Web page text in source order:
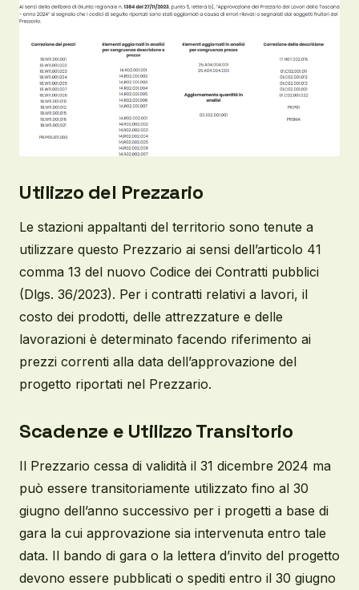
Utilizzo del Prezzario
Le stazioni appaltanti del territorio sono tenute a
utilizzare questo Prezzario ai sensi dell’articolo 41
comma 13 del nuovo Codice dei Contratti pubblici
(Dlgs. 36/2023). Per i contratti relativi a lavori, il
costo dei prodotti, delle attrezzature e delle
lavorazioni è determinato facendo riferimento ai
prezzi correnti alla data dell’approvazione del
progetto riportati nel Prezzario.
Scadenze e Utilizzo Transitorio
Il Prezzario cessa di validità il 31 dicembre 2024 ma
può essere transitoriamente utilizzato fino al 30
giugno dell’anno successivo per i progetti a base di
gara la cui approvazione sia intervenuta entro tale
data. Il bando di gara o la lettera d’invito del progetto
devono essere pubblicati o spediti entro il 30 giugno